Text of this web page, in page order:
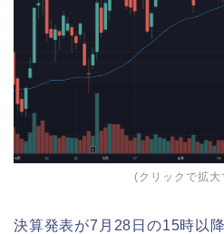
(クリックで拡大
決算発表が7月28日の15時以